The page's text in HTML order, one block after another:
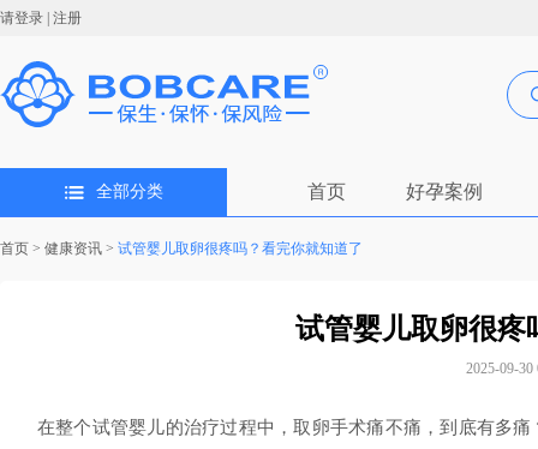
请登录 | 注册
全部分类 首页 好孕案例
首页 > 健康资讯 > 试管婴儿取卵很疼吗？看完你就知道了
试管婴儿取卵很疼
2025-09-30
在整个试管婴儿的治疗过程中，取卵手术痛不痛，到底有多